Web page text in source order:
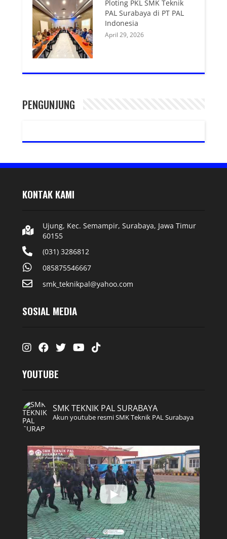
Ploting PKL SMK Teknik
PAL Surabaya di PT PAL
Indonesia
April 29, 2026
PENGUNJUNG
KONTAK KAMI
Ujung, Kec. Semampir, Surabaya, Jawa Timur
60155
(031) 3286812
085875546667
smk_teknikpal@yahoo.com
SOSIAL MEDIA
Instagram
FacebookTwitterYoutube
Tiktok
YOUTUBE
SMK TEKNIK PAL SURABAYA
Akun youtube resmi SMK Teknik PAL Surabaya